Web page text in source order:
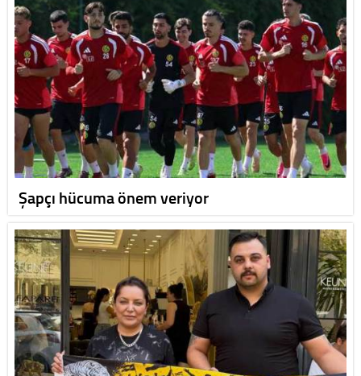
Şapçı hücuma önem veriyor